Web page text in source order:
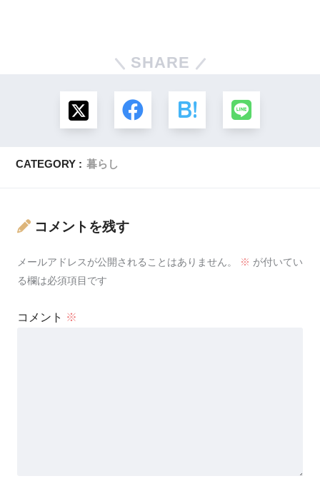
SHARE
CATEGORY : 暮らし
コメントを残す
メールアドレスが公開されることはありません。 ※ が付いてい
る欄は必須項目です
コメント ※